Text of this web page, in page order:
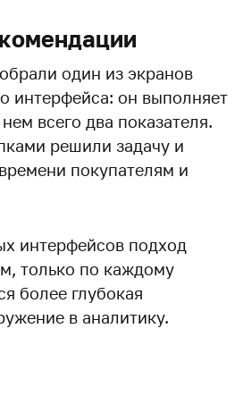
один из экранов
интерфейса: он выполняет
всего два показателя.
решили задачу и
покупателям и
интерфейсов подход
только по каждому
более глубокая
в аналитику.